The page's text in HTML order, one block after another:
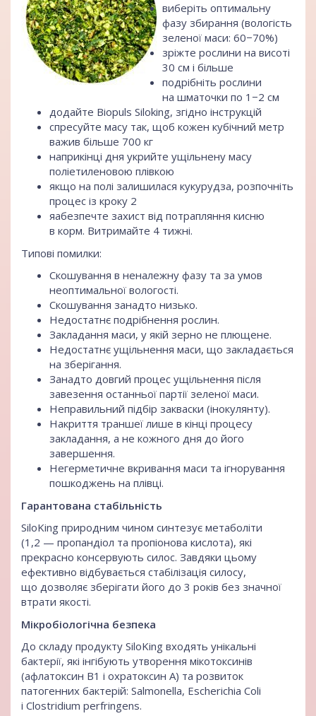
виберіть оптимальну
фазу збирання (вологість
зеленої маси: 60−70%)
зріжте рослини на висоті
30 см і більше
подрібніть рослини
на шматочки по 1−2 см
додайте Biopuls Siloking, згідно інструкцій
спресуйте масу так, щоб кожен кубічний метр
важив більше 700 кг
наприкінці дня укрийте ущільнену масу
поліетиленовою плівкою
якщо на полі залишилася кукурудза, розпочніть
процес із кроку 2
яабезпечте захист від потрапляння кисню
в корм. Витримайте 4 тижні.
Типові помилки:
Скошування в неналежну фазу та за умов
неоптимальної вологості.
Скошування занадто низько.
Недостатнє подрібнення рослин.
Закладання маси, у якій зерно не плющене.
Недостатнє ущільнення маси, що закладається
на зберігання.
Занадто довгий процес ущільнення після
завезення останньої партії зеленої маси.
Неправильний підбір закваски (інокулянту).
Накриття траншеї лише в кінці процесу
закладання, а не кожного дня до його
завершення.
Негерметичне вкривання маси та ігнорування
пошкоджень на плівці.
Гарантована стабільність
SiloKing природним чином синтезує метаболіти
(1,2 — пропандіол та пропіонова кислота), які
прекрасно консервують силос. Завдяки цьому
ефективно відбувається стабілізація силосу,
що дозволяє зберігати його до 3 років без значної
втрати якості.
Мікробіологічна безпека
До складу продукту SiloKing входять унікальні
бактерії, які інгібують утворення мікотоксинів
(афлатоксин B1 i охратоксин A) та розвиток
патогенних бактерій: Salmonella, Escherichia Coli
i Clostridium perfringens.